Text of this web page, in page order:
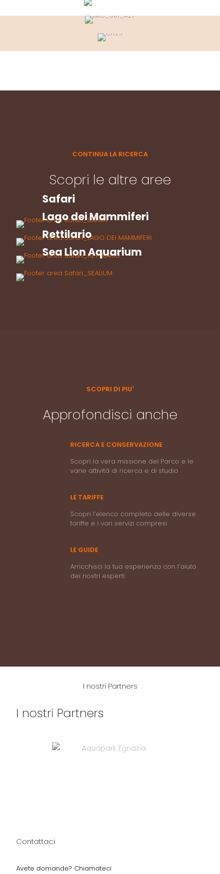
CONTINUA LA RICERCA
Scopri le altre aree
Safari
Lago dei Mammiferi
Rettilario
Sea Lion Aquarium
SCOPRI DI PIU'
Approfondisci anche
RICERCA E CONSERVAZIONE
Scopri la vera missione del Parco e le
varie attività di ricerca e di studio
LE TARIFFE
Scopri l’elenco completo delle diverse
tariffe e i vari servizi compresi
LE GUIDE
Arricchisci la tua esperienza con l’aiuto
dei nostri esperti
I nostri Partners
I nostri Partners
Contattaci
Avete domande? Chiamateci